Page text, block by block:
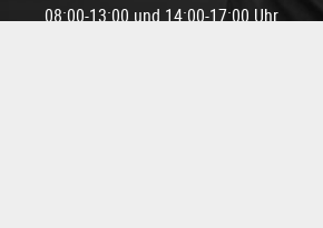
08:00-13:00 und 14:00-17:00 Uhr